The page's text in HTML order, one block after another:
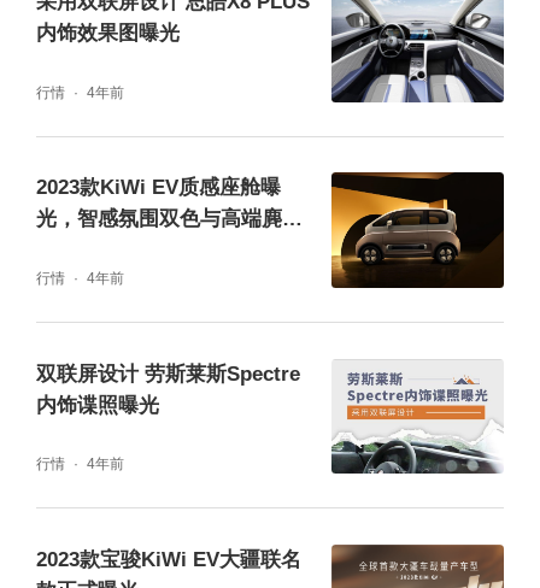
座椅面料缝线采用时尚高端的菱格绗缝工艺，
人体接触面积更大，乘坐的触感更柔软。值得
烈驾驶时身体与座椅出现滑动，为驾驶员提供
更加舒适的驾驶体验，还具有很强的耐磨性与
阻燃性，舒适与美观兼备。
内饰效果图曝光
行情 4年前
2023款KiWi EV质感座舱曝
光，智感氛围双色与高端麂皮
行情 4年前
双联屏设计 劳斯莱斯Spectre
内饰谍照曝光
行情 4年前
2023款宝骏KiWi EV大疆联名